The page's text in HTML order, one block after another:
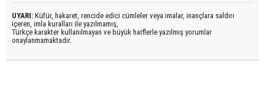
UYARI: Küfür, hakaret, rencide edici cümleler veya imalar, inançlara saldırı
içeren, imla kuralları ile yazılmamış,
Türkçe karakter kullanılmayan ve büyük harflerle yazılmış yorumlar
onaylanmamaktadır.